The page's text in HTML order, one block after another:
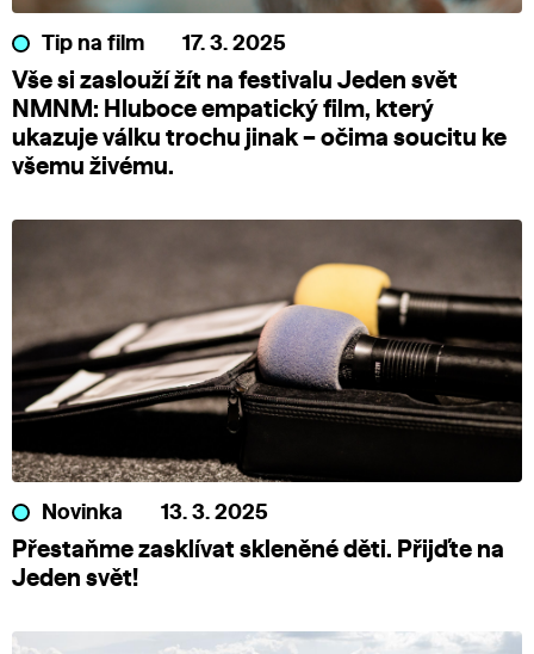
Tip na film 17. 3. 2025
Vše si zaslouží žít na festivalu Jeden svět
NMNM: Hluboce empatický film, který
ukazuje válku trochu jinak – očima soucitu ke
všemu živému.
Novinka 13. 3. 2025
Přestaňme zasklívat skleněné děti. Přijďte na
Jeden svět!